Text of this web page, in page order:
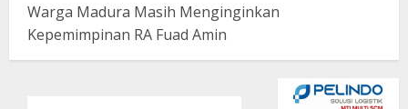
Warga Madura Masih Menginginkan
Kepemimpinan RA Fuad Amin